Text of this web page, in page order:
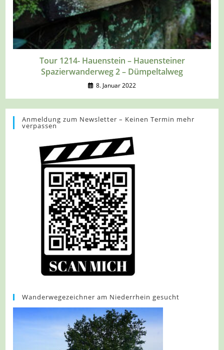
Tour 1214- Hauenstein – Hauensteiner
Spazierwanderweg 2 – Dümpeltalweg
8. Januar 2022
Anmeldung zum Newsletter – Keinen Termin mehr
verpassen
Wanderwegezeichner am Niederrhein gesucht